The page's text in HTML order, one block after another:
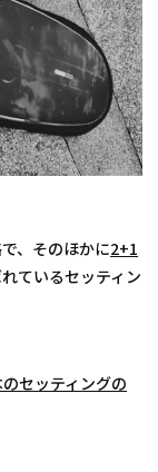
、そのほかに2+1
ているセッティン
セッティングの